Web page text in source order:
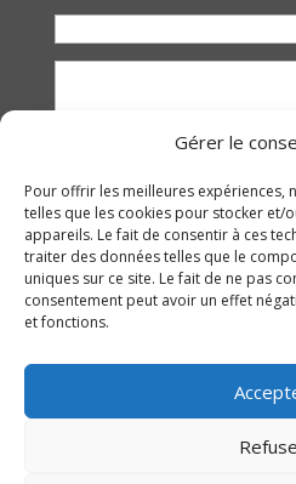
Gérer le
Pour offrir les meilleures expériences,
telles que les cookies pour stocker et/
appareils. Le fait de consentir à ces
traiter des données telles que le
uniques sur ce site. Le fait de ne pas
consentement peut avoir un effet
et fonctions.